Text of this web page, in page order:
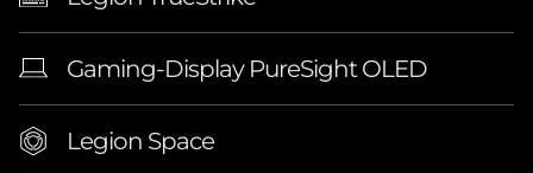
Gaming-Display PureSight OLED
Legion Space